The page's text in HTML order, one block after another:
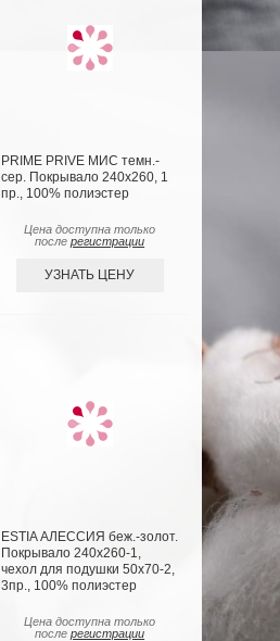
PRIME PRIVE МИС темн.-
сер. Покрывало 240х260, 1
пр., 100% полиэстер
Цена доступна только
послерегистрации
УЗНАТЬ ЦЕНУ
ESTIA АЛЕССИЯ беж.-золот.
Покрывало 240х260-1,
чехол для подушки 50х70-2,
3пр., 100% полиэстер
Цена доступна только
послерегистрации